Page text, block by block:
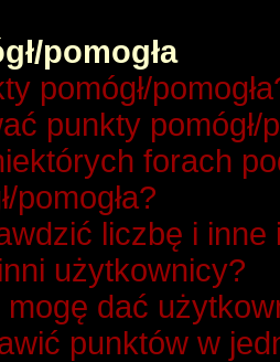
pomogła
pomógł/
punkty pomógł/
forach
pomogła?
liczbę i
użytkownicy?
dać
punktów w